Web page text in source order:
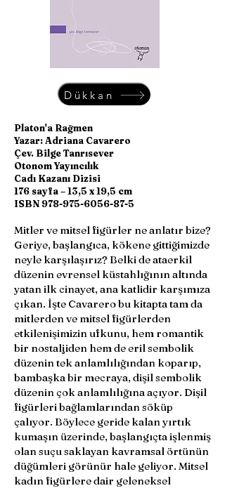
Dükkan
Platon'a Rağmen
Yazar: Adriana Cavarero
Çev. Bilge Tanrısever
Otonom Yayıncılık
Cadı Kazanı Dizisi
176 sayfa – 13,5 x 19,5 cm
ISBN 978-975-6056-87-5
Mitler ve mitsel figürler ne anlatır bize?
Geriye, başlangıca, kökene gittiğimizde
neyle karşılaşırız? Belki de ataerkil
düzenin evrensel küstahlığının altında
yatan ilk cinayet, ana katlidir karşımıza
çıkan. İşte Cavarero bu kitapta tam da
mitlerden ve mitsel figürlerden
etkilenişimizin ufkunu, hem romantik
bir nostaljiden hem de eril sembolik
düzenin tek anlamlılığından koparıp,
bambaşka bir mecraya, dişil sembolik
düzenin çok anlamlılığına açıyor. Dişil
figürleri bağlamlarından söküp
çalıyor. Böylece geride kalan yırtık
kumaşın üzerinde, başlangıçta işlenmiş
olan suçu saklayan kavramsal örtünün
düğümleri görünür hale geliyor. Mitsel
kadın figürlere dair geleneksel